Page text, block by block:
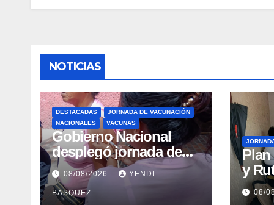
NOTICIAS
DESTACADAS
JORNADA DE VACUNACIÓN
NACIONALES
VACUNAS
Gobierno Nacional
desplegó jornada de
vacunación en La
Guaira para garantizar
protección
08/08/2026 YENDI
BASQUEZ
Plan
y
08/